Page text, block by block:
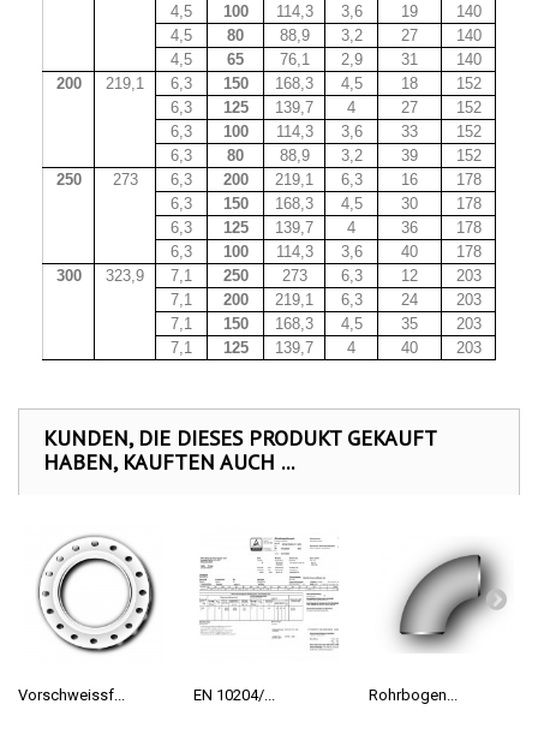
4,5
100 114,3 3,6 19
140
4,5
80 88,9 3,2 27
140
4,5
65 76,1 2,9 31
140
200
219,1 6,3 150 168,3 4,5 18
152
6,3
125 139,7 4 27
152
6,3
100 114,3 3,6 33
152
6,3
80 88,9 3,2 39
152
250
273 6,3 200 219,1 6,3 16
178
6,3
150 168,3 4,5 30
178
6,3
125 139,7 4 36
178
6,3
100 114,3 3,6 40
178
300
323,9 7,1 250 273 6,3 12
203
7,1
200 219,1 6,3 24
203
7,1
150 168,3 4,5 35
203
7,1
125 139,7 4 40 203
KUNDEN, DIE DIESES PRODUKT GEKAUFT
HABEN, KAUFTEN AUCH ...
Vorschweissf... EN 10204/... Rohrbogen...